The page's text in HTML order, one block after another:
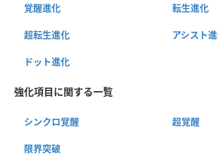
覚醒進化 転生進化
超転生進化 アシスト
ドット進化
強化項目に関する一覧
シンクロ覚醒 超覚醒
限界突破